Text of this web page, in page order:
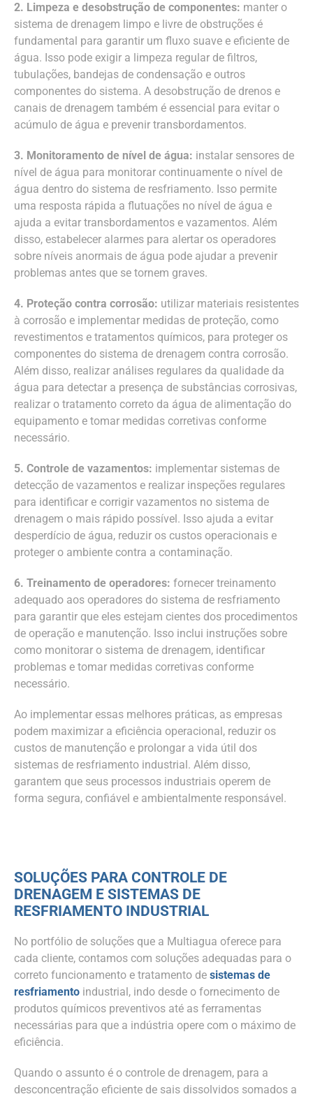
2. Limpeza e desobstrução de componentes: manter o
sistema de drenagem limpo e livre de obstruções é
fundamental para garantir um fluxo suave e eficiente de
água. Isso pode exigir a limpeza regular de filtros,
tubulações, bandejas de condensação e outros
componentes do sistema. A desobstrução de drenos e
canais de drenagem também é essencial para evitar o
acúmulo de água e prevenir transbordamentos.
3. Monitoramento de nível de água: instalar sensores de
nível de água para monitorar continuamente o nível de
água dentro do sistema de resfriamento. Isso permite
uma resposta rápida a flutuações no nível de água e
ajuda a evitar transbordamentos e vazamentos. Além
disso, estabelecer alarmes para alertar os operadores
sobre níveis anormais de água pode ajudar a prevenir
problemas antes que se tornem graves.
4. Proteção contra corrosão: utilizar materiais resistentes
à corrosão e implementar medidas de proteção, como
revestimentos e tratamentos químicos, para proteger os
componentes do sistema de drenagem contra corrosão.
Além disso, realizar análises regulares da qualidade da
água para detectar a presença de substâncias corrosivas,
realizar o tratamento correto da água de alimentação do
equipamento e tomar medidas corretivas conforme
necessário.
5. Controle de vazamentos: implementar sistemas de
detecção de vazamentos e realizar inspeções regulares
para identificar e corrigir vazamentos no sistema de
drenagem o mais rápido possível. Isso ajuda a evitar
desperdício de água, reduzir os custos operacionais e
proteger o ambiente contra a contaminação.
6. Treinamento de operadores: fornecer treinamento
adequado aos operadores do sistema de resfriamento
para garantir que eles estejam cientes dos procedimentos
de operação e manutenção. Isso inclui instruções sobre
como monitorar o sistema de drenagem, identificar
problemas e tomar medidas corretivas conforme
necessário.
Ao implementar essas melhores práticas, as empresas
podem maximizar a eficiência operacional, reduzir os
custos de manutenção e prolongar a vida útil dos
sistemas de resfriamento industrial. Além disso,
garantem que seus processos industriais operem de
forma segura, confiável e ambientalmente responsável.
SOLUÇÕES PARA CONTROLE DE
DRENAGEM E SISTEMAS DE
RESFRIAMENTO INDUSTRIAL
No portfólio de soluções que a Multiagua oferece para
cada cliente, contamos com soluções adequadas para o
correto funcionamento e tratamento de sistemas de
resfriamento industrial, indo desde o fornecimento de
produtos químicos preventivos até as ferramentas
necessárias para que a indústria opere com o máximo de
eficiência.
Quando o assunto é o controle de drenagem, para a
desconcentração eficiente de sais dissolvidos somados a